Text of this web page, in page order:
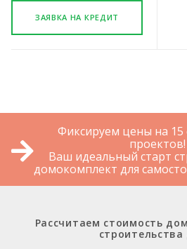
ЗАЯВКА НА КРЕДИТ
Фиксируем цены на 15
проектов!
Ваш идеальный старт
домокомплект для
Рассчитаем стоимость